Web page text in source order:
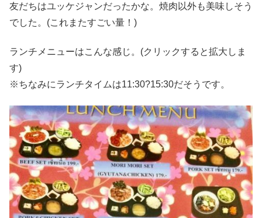
友だちはユッケジャンだったかな。焼肉以外も美味しそう
でした。(これまたすごい量！)
ランチメニューはこんな感じ。(クリックすると拡大しま
す)
※ちなみにランチタイムは11:30?15:30だそうです。